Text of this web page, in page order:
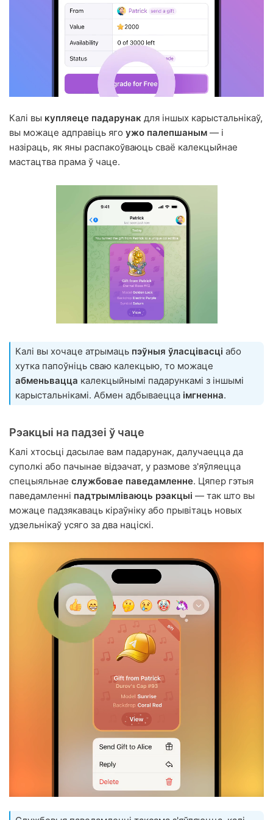
Калі вы купляеце падарунак для іншых карыстальнікаў,
вы можаце адправіць яго ужо палепшаным — і
назіраць, як яны распакоўваюць сваё калекцыйнае
мастацтва прама ў чаце.
Калі вы хочаце атрымаць пэўныя ўласцівасці або
хутка папоўніць сваю калекцыю, то можаце
абменьвацца калекцыйнымі падарункамі з іншымі
карыстальнікамі. Абмен адбываецца імгненна.
Рэакцыі на падзеі ў чаце
Калі хтосьці дасылае вам падарунак, далучаецца да
суполкі або пачынае відэачат, у размове з'яўляецца
спецыяльнае службовае паведамленне. Цяпер гэтыя
паведамленні падтрымліваюць рэакцыі — так што вы
можаце падзякаваць кіраўніку або прывітаць новых
удзельнікаў усяго за два націскі.